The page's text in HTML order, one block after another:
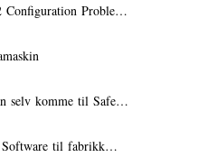
Configuration Proble…
selv komme til Safe…
Software til fabrikk…